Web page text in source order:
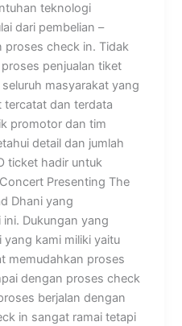
teknologi
dari pembelian –
proses check in. Tidak
penjualan tiket
masyarakat yang
tercatat dan terdata
promotor dan tim
detail dan jumlah
ticket hadir untuk
Presenting The
Dhani yang
Dukungan yang
kami miliki yaitu
memudahkan proses
dengan proses check
berjalan dengan
in sangat ramai tetapi